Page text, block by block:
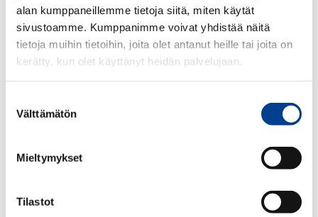
alan kumppaneillemme tietoja siitä, miten käytät
sivustoamme. Kumppanimme voivat yhdistää näitä
tietoja muihin tietoihin, joita olet antanut heille tai joita on
kerätty, kun olet käyttänyt heidän palvelujaan.
valinta
Välttämätön
Mieltymykset
Tilastot
Ainutlaatuinen luomus, ainutlaatuinen muotoilu, puhdas ja
Korkeus 10cm
Halkaisija 8cm